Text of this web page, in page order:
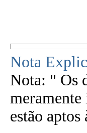
Nota
Nota: " Os
estão